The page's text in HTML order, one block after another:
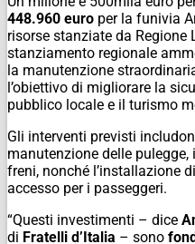
448.960 euro per la funivia
risorse stanziate da
stanziamento regionale
la manutenzione
l’obiettivo di migliorare la
pubblico locale e il turismo
Gli interventi previsti
manutenzione delle
freni, nonché l’installazione
accesso per i passeggeri.
“Questi investimenti – dice
di Fratelli d’Italia – sono